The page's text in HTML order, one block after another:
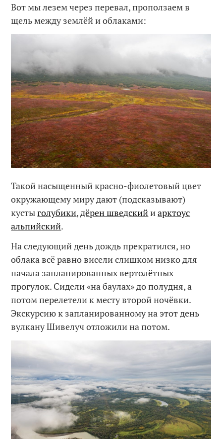
Вот мы лезем через перевал, проползаем в
щель между землёй и облаками:
Такой насыщенный красно-фиолетовый цвет
окружающему миру дают (подсказывают)
кустыголубики, дёрен шведскийиарктоус
альпийский.
На следующий день дождь прекратился, но
облака всё равно висели слишком низко для
начала запланированных вертолётных
прогулок. Сидели «на баулах» до полудня, а
потом перелетели к месту второй ночёвки.
Экскурсию к запланированному на этот день
вулкану Шивелуч отложили на потом.